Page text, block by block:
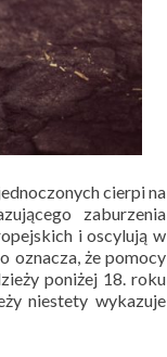
cierpi na
zaburzenia
i oscylują w
oznacza, że pomocy
poniżej 18. roku
niestety wykazuje